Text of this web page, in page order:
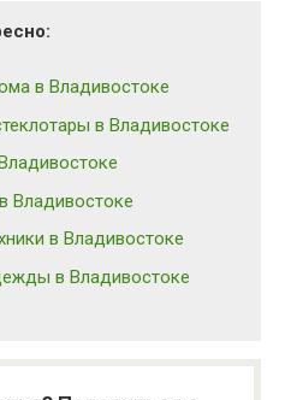
в Владивостоке
в Владивостоке
Владивостоке
в Владивостоке
в Владивостоке